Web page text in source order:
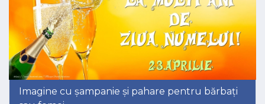
Imagine cu șampanie și pahare pentru bărbați